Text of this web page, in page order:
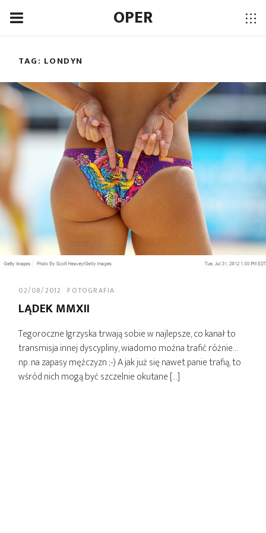
OPER
TAG: LONDYN
02/08/2012 FOTOGRAFIA
LĄDEK MMXII
Tegoroczne Igrzyska trwają sobie w najlepsze, co kanał to
transmisja innej dyscypliny, wiadomo można trafić różnie…
np. na zapasy mężczyzn ;-) A jak już się nawet panie trafią, to
wśród nich mogą być szczelnie okutane […]